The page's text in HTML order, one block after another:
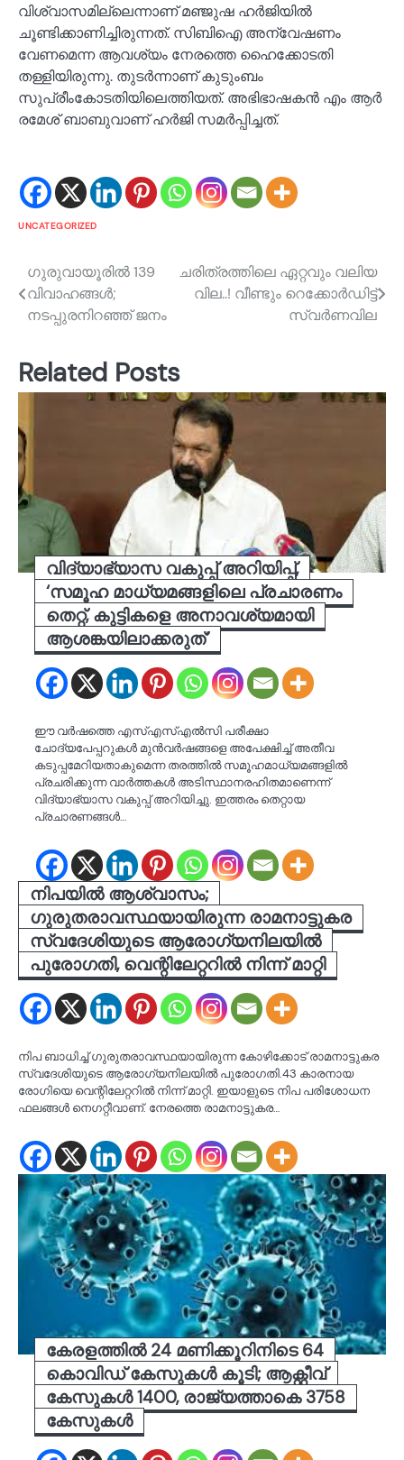
വിശ്വാസമില്ലെന്നാണ് മഞ്ജുഷ ഹർജിയിൽ
ചൂണ്ടിക്കാണിച്ചിരുന്നത്. സിബിഐ അന്വേഷണം
വേണമെന്ന ആവശ്യം നേരത്തെ ഹൈക്കോടതി
തള്ളിയിരുന്നു. തുടർന്നാണ് കുടുംബം
സുപ്രീംകോടതിയിലെത്തിയത്. അഭിഭാഷകൻ എം ആർ
രമേശ് ബാബുവാണ് ഹർജി സമർപ്പിച്ചത്.
UNCATEGORIZED
Post
navigation
ഗുരുവായൂരില്‍ 139
വിവാഹങ്ങള്‍;
നടപ്പുരനിറഞ്ഞ് ജനം
ചരിത്രത്തിലെ ഏറ്റവും വലിയ
വില..! വീണ്ടും റെക്കോർഡിട്ട്
സ്വർണവില
Related Posts
വിദ്യാഭ്യാസ വകുപ്പ് അറിയിപ്പ്,
‘സമൂഹ മാധ്യമങ്ങളിലെ പ്രചാരണം
തെറ്റ്, കുട്ടികളെ അനാവശ്യമായി
ആശങ്കയിലാക്കരുത്’
ഈ വർഷത്തെ എസ്എസ്എൽസി പരീക്ഷാ
ചോദ്യപേപ്പറുകൾ മുൻവർഷങ്ങളെ അപേക്ഷിച്ച് അതീവ
കടുപ്പമേറിയതാകുമെന്ന തരത്തിൽ സമൂഹമാധ്യമങ്ങളിൽ
പ്രചരിക്കുന്ന വാർത്തകൾ അടിസ്ഥാനരഹിതമാണെന്ന്
വിദ്യാഭ്യാസ വകുപ്പ് അറിയിച്ചു. ഇത്തരം തെറ്റായ
പ്രചാരണങ്ങൾ…
നിപയിൽ ആശ്വാസം;
ഗുരുതരാവസ്ഥയായിരുന്ന രാമനാട്ടുകര
സ്വദേശിയുടെ ആരോഗ്യനിലയിൽ
പുരോഗതി, വെന്റിലേറ്ററിൽ നിന്ന് മാറ്റി
നിപ ബാധിച്ച് ഗുരുതരാവസ്ഥയായിരുന്ന കോഴിക്കോട് രാമനാട്ടുകര
സ്വദേശിയുടെ ആരോഗ്യനിലയിൽ പുരോഗതി.43 കാരനായ
രോഗിയെ വെന്റിലേറ്ററിൽ നിന്ന് മാറ്റി. ഇയാളുടെ നിപ പരിശോധന
ഫലങ്ങൾ നെഗറ്റീവാണ്. നേരത്തെ രാമനാട്ടുകര…
കേരളത്തിൽ 24 മണിക്കൂറിനിടെ 64
കൊവിഡ് കേസുകൾ കൂടി; ആക്റ്റീവ്
കേസുകൾ 1400, രാജ്യത്താകെ 3758
കേസുകൾ